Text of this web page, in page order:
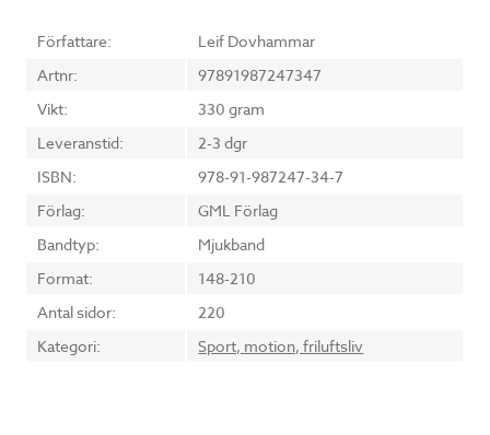
Författare:
Leif Dovhammar
Artnr:
97891987247347
Vikt:
330 gram
Leveranstid:
2-3 dgr
ISBN:
978-91-987247-34-7
Förlag:
GML Förlag
Bandtyp:
Mjukband
Format:
148-210
Antal sidor:
220
Kategori:
Sport, motion, friluftsliv